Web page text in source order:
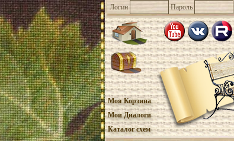
Логин Пароль
Моя Корзина
Мои Диалоги
Каталог схем